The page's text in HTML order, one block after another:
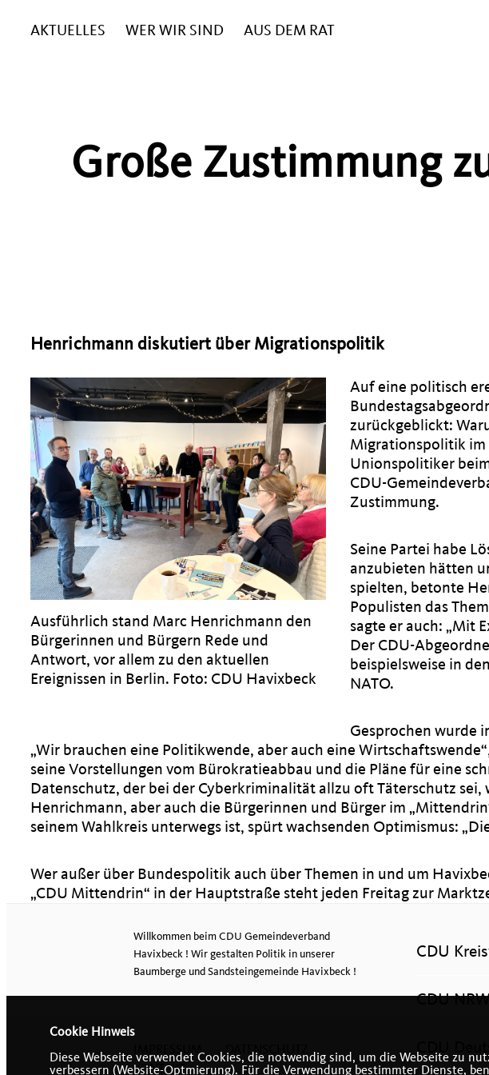
AKTUELLES WER WIR SIND AUS DEM RAT
Große Zustimmung
Henrichmann diskutiert über Migrationspolitik
Ausführlich stand Marc Henrichmann den
Bürgerinnen und Bürgern Rede und
Antwort, vor allem zu den aktuellen
Ereignissen in Berlin. Foto: CDU Havixbeck
Auf eine politisch
zurückgeblickt:
Migrationspolitik im
Unionspolitiker
CDU-
Zustimmung.
Seine Partei habe
anzubieten hätten
spielten, betonte
Populisten das
sagte er auch: „Mit
Der CDU-
beispielsweise in
NATO.
Gesprochen wurde
Wir brauchen eine Politikwende, aber auch eine
seine Vorstellungen vom Bürokratieabbau und die Pläne für eine
Datenschutz, der bei der Cyberkriminalität allzu oft Täterschutz sei,
Henrichmann, aber auch die Bürgerinnen und Bürger im
seinem Wahlkreis unterwegs ist, spürt wachsenden Optimismus:
Wer außer über Bundespolitik auch über Themen in und um
CDU Mittendrin“ in der Hauptstraße steht jeden Freitag zur
Willkommen beim CDU Gemeindeverband
Havixbeck ! Wir gestalten Politik in unserer
Baumberge und Sandsteingemeinde Havixbeck !
IMPRESSUM
DATENSCHUTZ
KONTAKT
CDU
CDU
CDU
Cookie Hinweis
Diese Webseite verwendet Cookies, die notwendig sind, um die Webseite zu
verbessern (Website-Optmierung). Für die Verwendung bestimmter Dienste,